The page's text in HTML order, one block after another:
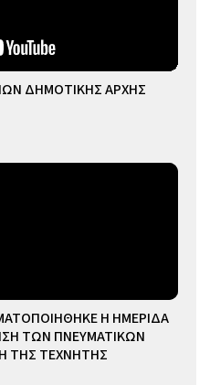
ΔΗΜΟΤΙΚΗΣ ΑΡΧΗΣ
Η ΗΜΕΡΙΔΑ
ΤΩΝ ΠΝΕΥΜΑΤΙΚΩΝ
ΤΗΣ ΤΕΧΝΗΤΗΣ